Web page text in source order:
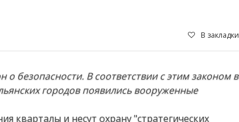
В закладки
безопасности. В соответствии с этим законом в
городов появились вооруженные
кварталы и несут охрану "стратегических